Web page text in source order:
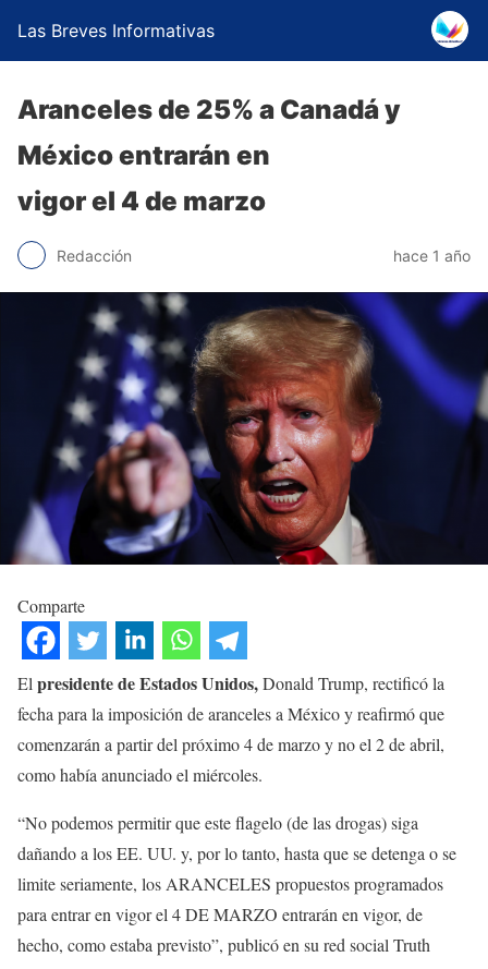
Las Breves Informativas
Aranceles de 25% a Canadá y
México entrarán en
vigor el 4 de marzo
Redacción hace 1 año
Comparte
El presidente de Estados Unidos,Donald Trump, rectificó la
fecha para la imposición de aranceles a México y reafirmó que
comenzarán a partir del próximo 4 de marzo y no el 2 de abril,
como había anunciado el miércoles.
“No podemos permitir que este flagelo (de las drogas) siga
dañando a los EE. UU. y, por lo tanto, hasta que se detenga o se
limite seriamente, los ARANCELES propuestos programados
para entrar en vigor el 4 DE MARZO entrarán en vigor, de
hecho, como estaba previsto”, publicó en su red social Truth